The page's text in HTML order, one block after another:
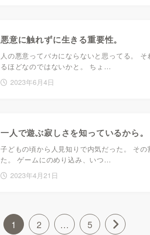
悪意に触れずに生きる重要性。
人の悪意ってバカにならないと思ってる。
るほどなのではないかと。 ちょ…
2023年6月4日
一人で遊ぶ寂しさを知っているから。
子どもの頃から人見知りで内気だった。 そ
た。 ゲームにのめり込み、いつ…
2023年4月21日
1 2 … 5